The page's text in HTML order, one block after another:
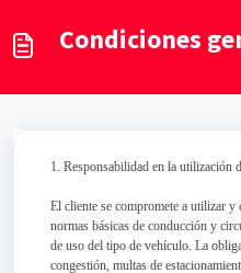
Condiciones
1. Responsabilidad en la utilización
El cliente se compromete a utilizar
normas básicas de conducción y
de uso del tipo de vehículo. La
congestión, multas de